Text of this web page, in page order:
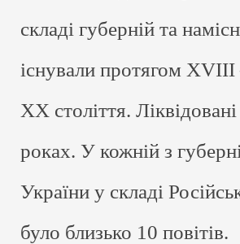
складі губерній та
існували протягом XVIII
ХХ століття.
роках. У кожній з
України у складі
було близько 10 повітів.